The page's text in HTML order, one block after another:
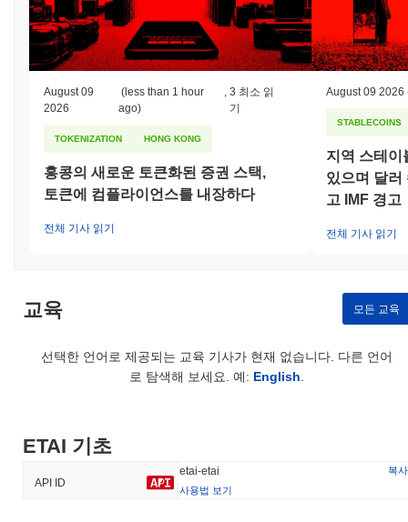
August 09
2026
(less than 1 hour
ago)
, 3 최소 읽
기
TOKENIZATION HONG KONG
홍콩의 새로운 토큰화된 증권 스택,
토큰에 컴플라이언스를 내장하다
전체 기사 읽기
August 09 2026
STABLECOINS
지역 스테이
있으며 달러
고 IMF 경고
전체 기사 읽기
교육 모든 교육
선택한 언어로 제공되는 교육 기사가 현재 없습니다. 다른 언어
로 탐색해 보세요. 예: English.
ETAI 기초
API ID
etai-etai
복사
사용법 보기